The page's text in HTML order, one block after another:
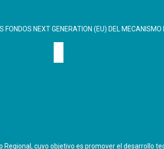
FONDOS NEXT GENERATION (EU) DEL
Regional, cuyo objetivo es promover el desarrollo